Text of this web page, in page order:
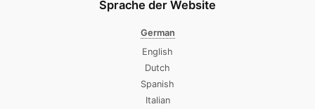
Sprache der Website
German
English
Dutch
Spanish
Italian